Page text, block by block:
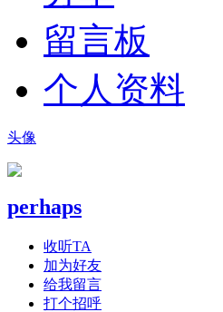
留言板
个人资料
头像
perhaps
收听TA
加为好友
给我留言
打个招呼